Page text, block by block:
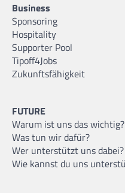
Business
Sponsoring
Hospitality
Supporter Pool
Tipoff4Jobs
Zukunftsfähigkeit
FUTURE
Warum ist uns das wichtig?
Was tun wir dafür?
Wer unterstützt uns dabei?
Wie kannst du uns